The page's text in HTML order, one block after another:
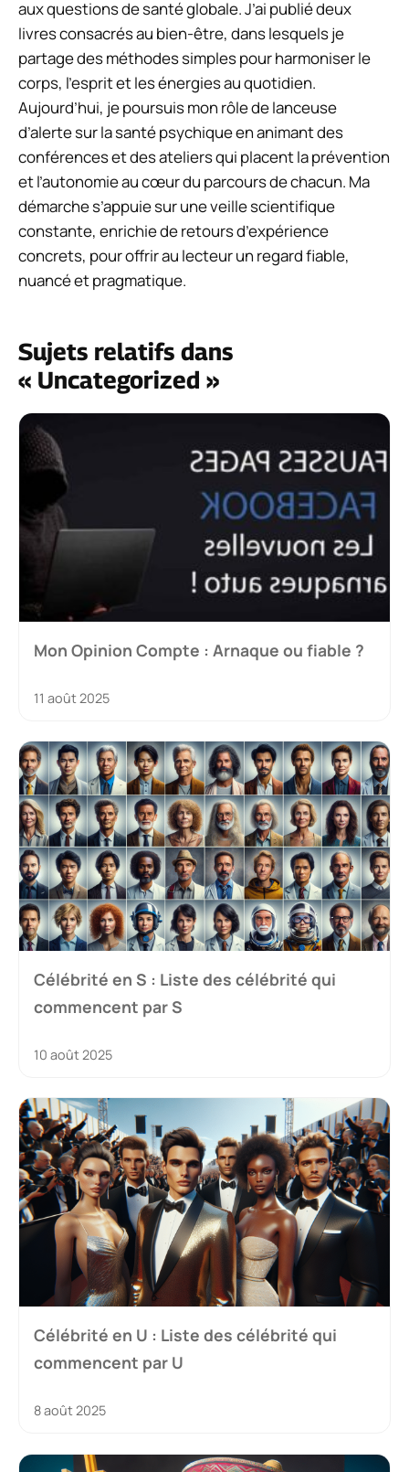
aux questions de santé globale. J’ai publié deux
livres consacrés au bien-être, dans lesquels je
partage des méthodes simples pour harmoniser le
corps, l’esprit et les énergies au quotidien.
Aujourd’hui, je poursuis mon rôle de lanceuse
d’alerte sur la santé psychique en animant des
conférences et des ateliers qui placent la prévention
et l’autonomie au cœur du parcours de chacun. Ma
démarche s’appuie sur une veille scientifique
constante, enrichie de retours d’expérience
concrets, pour offrir au lecteur un regard fiable,
nuancé et pragmatique.
Sujets relatifs dans
« Uncategorized »
Mon Opinion Compte : Arnaque ou fiable ?
11 août 2025
Célébrité en S : Liste des célébrité qui
commencent par S
10 août 2025
Célébrité en U : Liste des célébrité qui
commencent par U
8 août 2025